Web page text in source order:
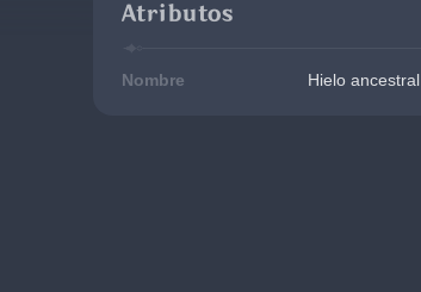
Atributos
Nombre Hielo ancestral